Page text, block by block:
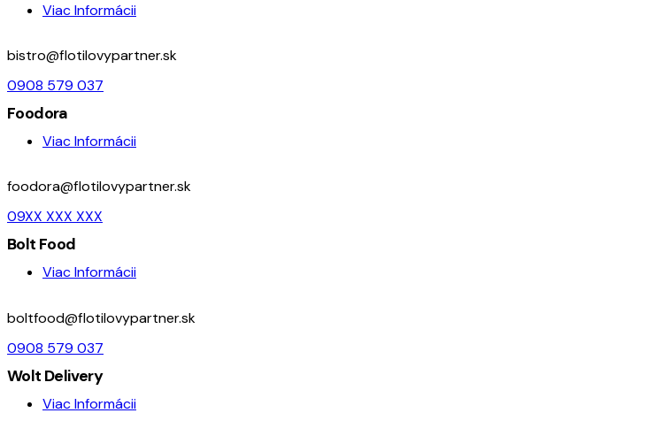
Viac Informácii
bistro@flotilovypartner.sk
0908 579 037
Foodora
Viac Informácii
foodora@flotilovypartner.sk
09XX XXX XXX
Bolt Food
Viac Informácii
boltfood@flotilovypartner.sk
0908 579 037
Wolt Delivery
Viac Informácii